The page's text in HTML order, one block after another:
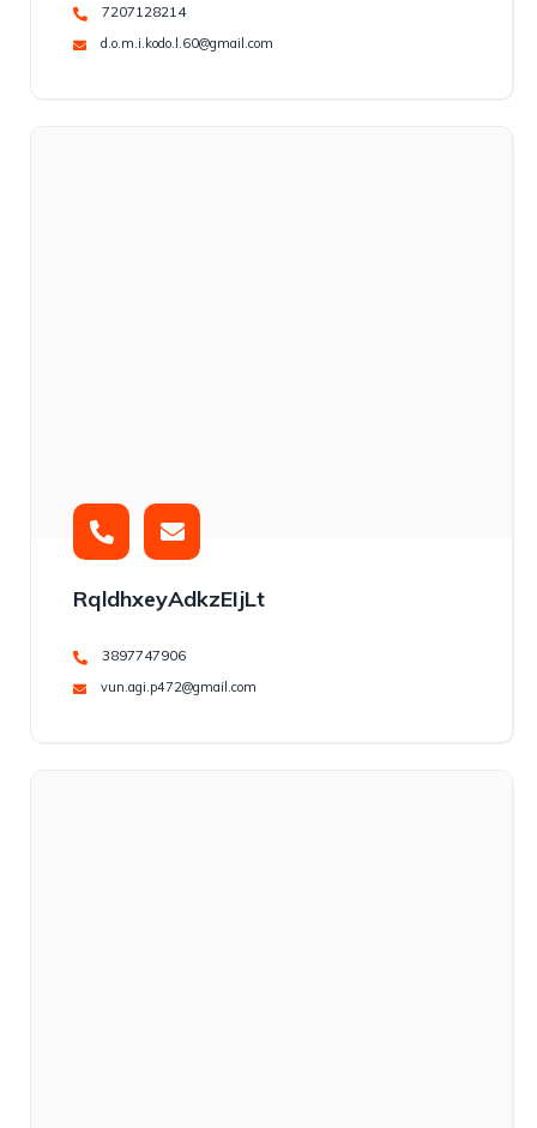
7207128214
d.o.m.i.kodo.l.60@gmail.com
RqldhxeyAdkzEIjLt
3897747906
vun.agi.p472@gmail.com